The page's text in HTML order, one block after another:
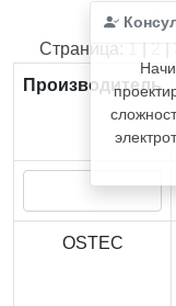
Страница: 1 | 2 |
Производитель
OSTEC